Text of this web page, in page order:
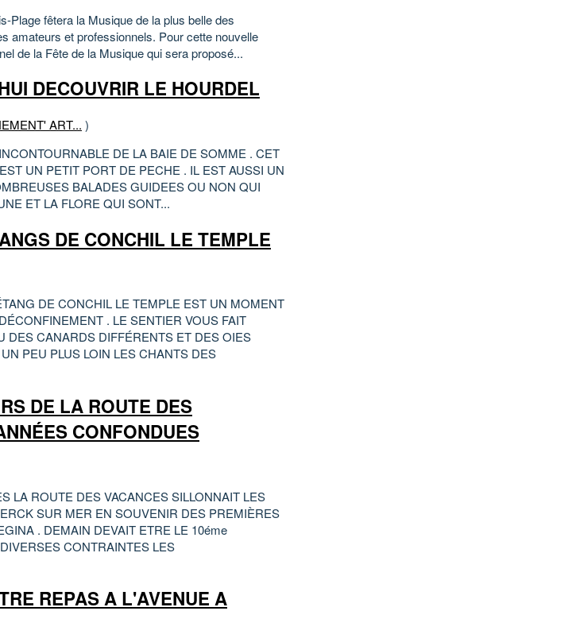
Plage fêtera la Musique de la plus belle des
amateurs et professionnels. Pour cette nouvelle
de la Fête de la Musique qui sera proposé...
DECOUVRIR LE HOURDEL
ART... )
DE LA BAIE DE SOMME . CET
UN PETIT PORT DE PECHE . IL EST AUSSI UN
BALADES GUIDEES OU NON QUI
ET LA FLORE QUI SONT...
DE CONCHIL LE TEMPLE
DE CONCHIL LE TEMPLE EST UN MOMENT
. LE SENTIER VOUS FAIT
DES CANARDS DIFFÉRENTS ET DES OIES
PEU PLUS LOIN LES CHANTS DES
DE LA ROUTE DES
CONFONDUES
LA ROUTE DES VACANCES SILLONNAIT LES
SUR MER EN SOUVENIR DES PREMIÈRES
. DEMAIN DEVAIT ETRE LE 10éme
CONTRAINTES LES
REPAS A L'AVENUE A